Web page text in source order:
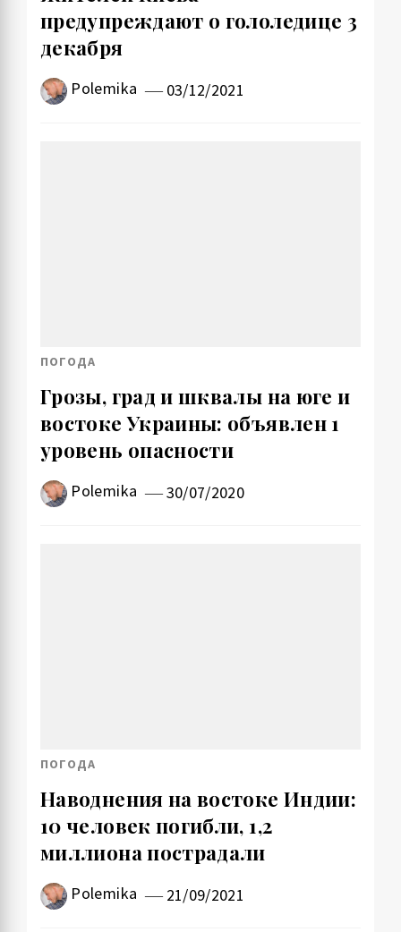
предупреждают о гололедице 3
декабря
Polemika 03/12/2021
ПОГОДА
Грозы, град и шквалы на юге и
востоке Украины: объявлен 1
уровень опасности
Polemika 30/07/2020
ПОГОДА
Наводнения на востоке Индии:
10 человек погибли, 1,2
миллиона пострадали
Polemika 21/09/2021